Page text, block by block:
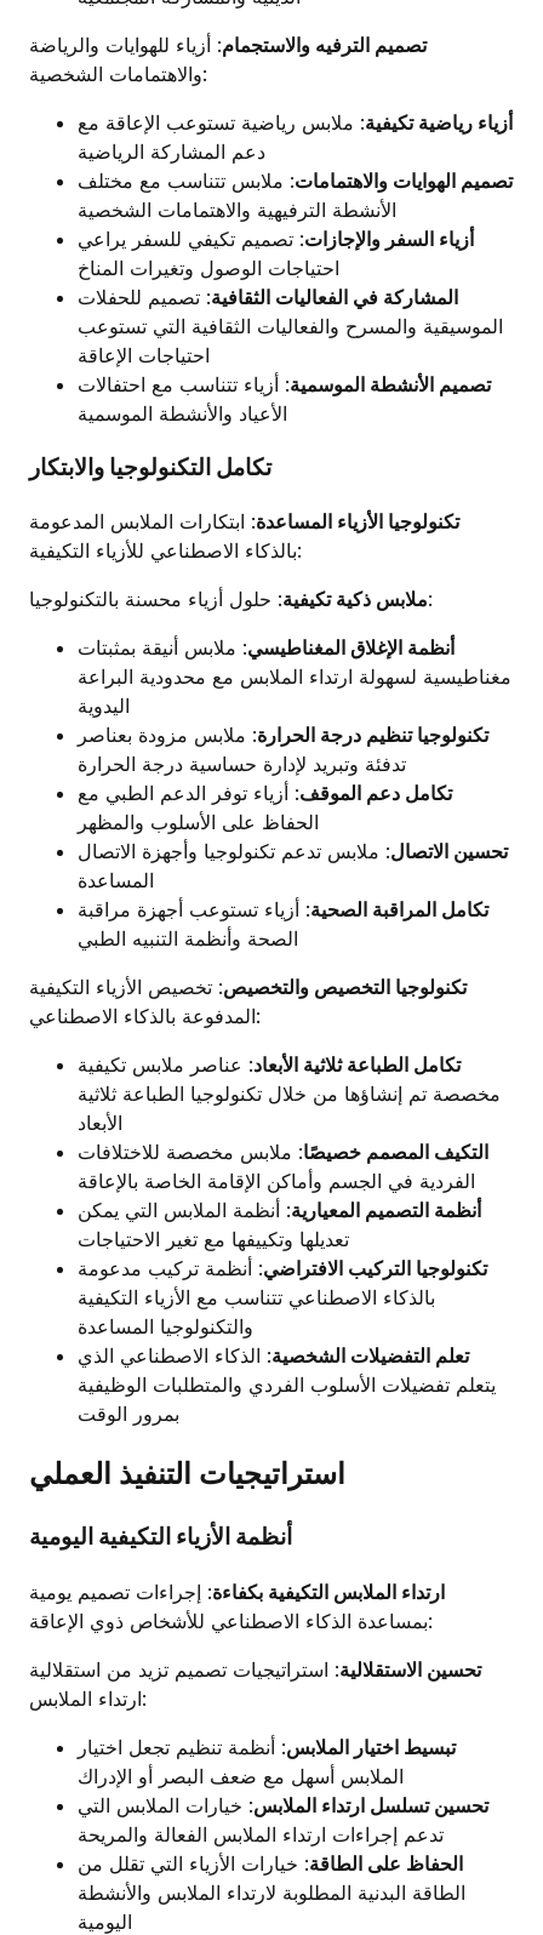
تصميم الترفيه والاستجمام: أزياء للهوايات والرياضة
والاهتمامات الشخصية:
أزياء رياضية تكيفية: ملابس رياضية تستوعب الإعاقة مع
دعم المشاركة الرياضية
تصميم الهوايات والاهتمامات: ملابس تتناسب مع مختلف
الأنشطة الترفيهية والاهتمامات الشخصية
أزياء السفر والإجازات: تصميم تكيفي للسفر يراعي
احتياجات الوصول وتغيرات المناخ
المشاركة في الفعاليات الثقافية: تصميم للحفلات
الموسيقية والمسرح والفعاليات الثقافية التي تستوعب
احتياجات الإعاقة
تصميم الأنشطة الموسمية: أزياء تتناسب مع احتفالات
الأعياد والأنشطة الموسمية
تكامل التكنولوجيا والابتكار
تكنولوجيا الأزياء المساعدة: ابتكارات الملابس المدعومة
بالذكاء الاصطناعي للأزياء التكيفية:
ملابس ذكية تكيفية: حلول أزياء محسنة بالتكنولوجيا:
أنظمة الإغلاق المغناطيسي: ملابس أنيقة بمثبتات
مغناطيسية لسهولة ارتداء الملابس مع محدودية البراعة
اليدوية
تكنولوجيا تنظيم درجة الحرارة: ملابس مزودة بعناصر
تدفئة وتبريد لإدارة حساسية درجة الحرارة
تكامل دعم الموقف: أزياء توفر الدعم الطبي مع
الحفاظ على الأسلوب والمظهر
تحسين الاتصال: ملابس تدعم تكنولوجيا وأجهزة الاتصال
المساعدة
تكامل المراقبة الصحية: أزياء تستوعب أجهزة مراقبة
الصحة وأنظمة التنبيه الطبي
تكنولوجيا التخصيص والتخصيص: تخصيص الأزياء التكيفية
المدفوعة بالذكاء الاصطناعي:
تكامل الطباعة ثلاثية الأبعاد: عناصر ملابس تكيفية
مخصصة تم إنشاؤها من خلال تكنولوجيا الطباعة ثلاثية
الأبعاد
التكيف المصمم خصيصًا: ملابس مخصصة للاختلافات
الفردية في الجسم وأماكن الإقامة الخاصة بالإعاقة
أنظمة التصميم المعيارية: أنظمة الملابس التي يمكن
تعديلها وتكييفها مع تغير الاحتياجات
تكنولوجيا التركيب الافتراضي: أنظمة تركيب مدعومة
بالذكاء الاصطناعي تتناسب مع الأزياء التكيفية
والتكنولوجيا المساعدة
تعلم التفضيلات الشخصية: الذكاء الاصطناعي الذي
يتعلم تفضيلات الأسلوب الفردي والمتطلبات الوظيفية
بمرور الوقت
استراتيجيات التنفيذ العملي
أنظمة الأزياء التكيفية اليومية
ارتداء الملابس التكيفية بكفاءة: إجراءات تصميم يومية
بمساعدة الذكاء الاصطناعي للأشخاص ذوي الإعاقة:
تحسين الاستقلالية: استراتيجيات تصميم تزيد من استقلالية
ارتداء الملابس:
تبسيط اختيار الملابس: أنظمة تنظيم تجعل اختيار
الملابس أسهل مع ضعف البصر أو الإدراك
تحسين تسلسل ارتداء الملابس: خيارات الملابس التي
تدعم إجراءات ارتداء الملابس الفعالة والمريحة
الحفاظ على الطاقة: خيارات الأزياء التي تقلل من
الطاقة البدنية المطلوبة لارتداء الملابس والأنشطة
اليومية